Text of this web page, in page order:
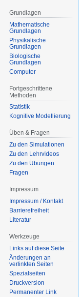
Grundlagen
Mathematische
Grundlagen
Physikalische
Grundlagen
Biologische
Grundlagen
Computer
Fortgeschrittene
Methoden
Statistik
Kognitive Modellierung
Üben & Fragen
Zu den Simulationen
Zu den Lehrvideos
Zu den Übungen
Fragen
Impressum
Impressum / Kontakt
Barrierefreiheit
Literatur
Werkzeuge
Links auf diese Seite
Änderungen an
verlinkten Seiten
Spezialseiten
Druckversion
Permanenter Link